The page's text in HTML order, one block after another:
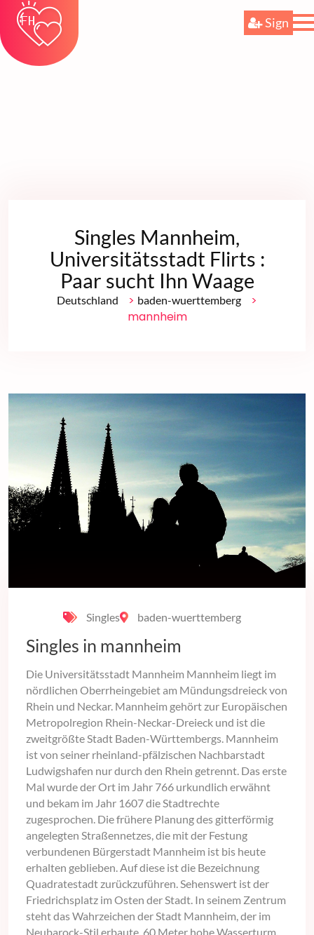
Sign
Singles Mannheim,
Universitätsstadt Flirts :
Paar sucht Ihn Waage
Deutschland > baden-wuerttemberg
>
mannheim
Singles baden-wuerttemberg
Singles in mannheim
Die Universitätsstadt Mannheim Mannheim liegt im
nördlichen Oberrheingebiet am Mündungsdreieck von
Rhein und Neckar. Mannheim gehört zur Europäischen
Metropolregion Rhein-Neckar-Dreieck und ist die
zweitgrößte Stadt Baden-Württembergs. Mannheim
ist von seiner rheinland-pfälzischen Nachbarstadt
Ludwigshafen nur durch den Rhein getrennt. Das erste
Mal wurde der Ort im Jahr 766 urkundlich erwähnt
und bekam im Jahr 1607 die Stadtrechte
zugesprochen. Die frühere Planung des gitterförmig
angelegten Straßennetzes, die mit der Festung
verbundenen Bürgerstadt Mannheim ist bis heute
erhalten geblieben. Auf diese ist die Bezeichnung
Quadratestadt zurückzuführen. Sehenswert ist der
Friedrichsplatz im Osten der Stadt. In seinem Zentrum
steht das Wahrzeichen der Stadt Mannheim, der im
Neubarock-Stil erbaute, 60 Meter hohe Wasserturm.